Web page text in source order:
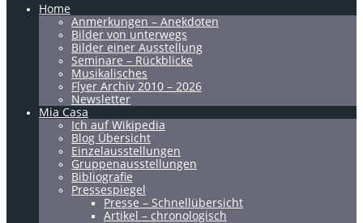
Home
Anmerkungen – Anekdoten
Bilder von unterwegs
Bilder einer Ausstellung
Seminare – Rückblicke
Musikalisches
Flyer Archiv 2010 – 2026
Newsletter
Mia Casa
Ich auf Wikipedia
Blog Übersicht
Einzelausstellungen
Gruppenausstellungen
Bibliografie
Pressespiegel
Presse – Schnellübersicht
Artikel – chronologisch